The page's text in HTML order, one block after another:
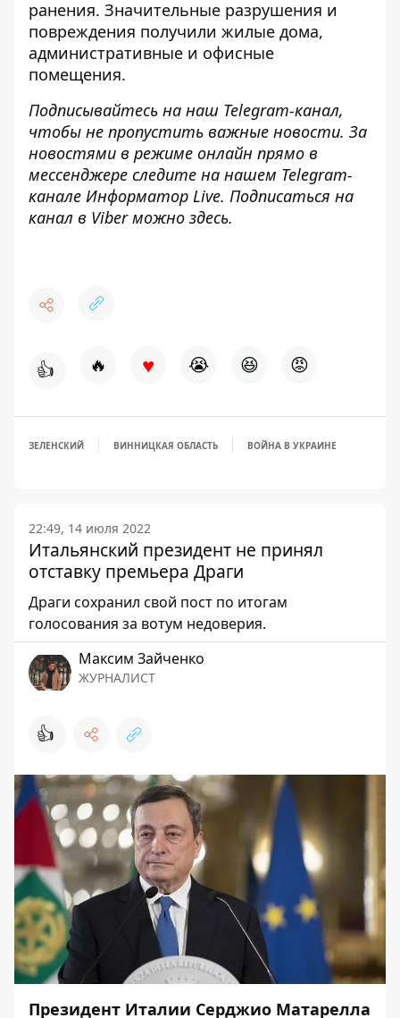
ранения. Значительные разрушения и
повреждения получили жилые дома,
административные и офисные
помещения.
Подписывайтесь на наш Telegram-канал,
чтобы не пропустить важные новости. За
новостями в режиме онлайн прямо в
мессенджере следите на нашем Telegram-
канале Информатор Live. Подписаться на
канал в Viber можно здесь.
👍 🔥 ♥ 😭 😆 😡
ЗЕЛЕНСКИЙ ВИННИЦКАЯ ОБЛАСТЬ ВОЙНА В УКРАИНЕ
22:49, 14 июля 2022
Итальянский президент не принял
отставку премьера Драги
Драги сохранил свой пост по итогам
голосования за вотум недоверия.
Максим Зайченко
ЖУРНАЛИСТ
👍
Президент Италии Серджио Матарелла